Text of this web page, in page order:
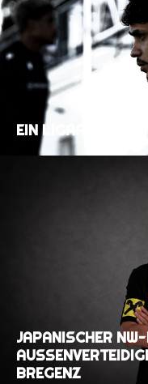
EIN LIGAAUFTAKT
JAPANISCHER
REGENZ